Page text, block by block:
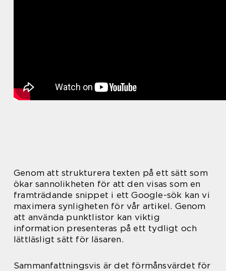
Genom att strukturera texten på ett sätt som
ökar sannolikheten för att den visas som en
framträdande snippet i ett Google-sök kan vi
maximera synligheten för vår artikel. Genom
att använda punktlistor kan viktig
information presenteras på ett tydligt och
lättläsligt sätt för läsaren.
Sammanfattningsvis är det förmånsvärdet för